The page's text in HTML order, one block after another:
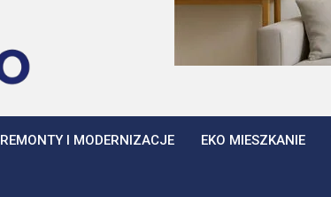
REMONTY I MODERNIZACJE EKO MIESZKANIE